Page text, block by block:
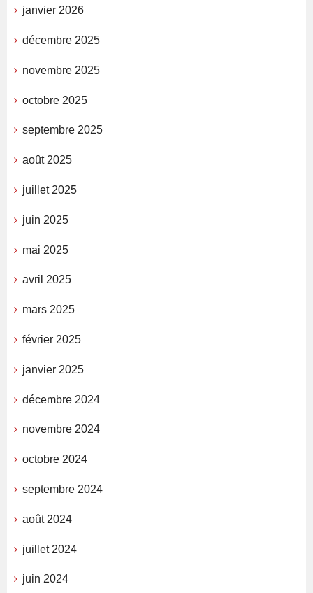
janvier 2026
décembre 2025
novembre 2025
octobre 2025
septembre 2025
août 2025
juillet 2025
juin 2025
mai 2025
avril 2025
mars 2025
février 2025
janvier 2025
décembre 2024
novembre 2024
octobre 2024
septembre 2024
août 2024
juillet 2024
juin 2024